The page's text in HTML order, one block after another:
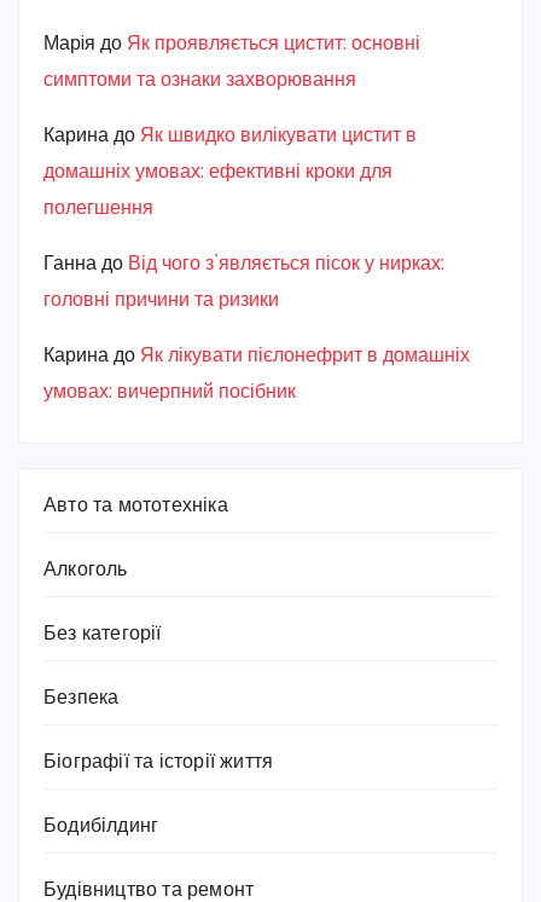
Марiя до Як проявляється цистит: основні
симптоми та ознаки захворювання
Карина до Як швидко вилікувати цистит в
домашніх умовах: ефективні кроки для
полегшення
Ганна до Від чого з’являється пісок у нирках:
головні причини та ризики
Карина до Як лікувати пієлонефрит в домашніх
умовах: вичерпний посібник
Авто та мототехніка
Алкоголь
Без категорії
Безпека
Біографії та історії життя
Бодибілдинг
Будівництво та ремонт